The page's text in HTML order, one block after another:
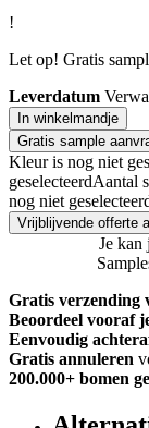
!
Let op! Gratis
Leverdatum
In winkelmandje
Gratis sample
Kleur is nog niet
geselecteerdAantal
nog niet
Vrijblijvende offerte
Je kan
Gratis verzending
Beoordeel vooraf
Eenvoudig
Gratis annuleren
200.000+ bomen